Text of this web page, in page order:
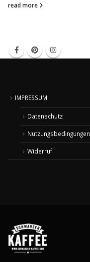
read more
IMPRESSUM
Datenschutz
Nutzungsbedingungen
Widerruf